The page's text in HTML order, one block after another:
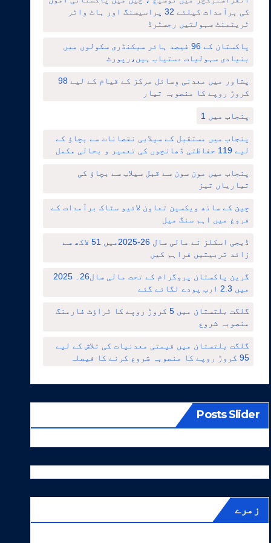
کی برآمدات کیلئے 32 پراسیسنگ اور ہاٹ واٹر
ٹریٹمنٹ سہولتیں رجسٹرڈ
پاکستان کے 96 فیصد ہائر سیکنڈری سکولوں میں
بنیادی سہولیات دستیاب ہیں،رپورٹ
پشاور میں معدنی وسائل مرکز کے قیام کے لیے 98
کروڑ روپے کا منصوبہ تیار
پنجاب میں 1
پنجاب میں مستقبل کے سیلابی نقصانات سے بچاؤ کے
لیے 119 حفاظتی ڈھانچوں کی تعمیر و بحالی مکمل
پنجاب میں مون سون سے قبل سیلاب سے بچاؤ کی
تیاریاں تیز
چین کے ساتھ ویکسین تعاون لائیو سٹاک برآمدات کے
فروغ میں اہم سنگ میل
ڈیجی اسکلز نے مالی سال 26-2025میں 51 لاکھ سے
زائد تربیتیں فراہم کیں
گرین پاکستان پروگرام کے تحت مالی سال26۔ 2025
میں 2.3 ارب پودے لگائے گئے
گلگت بلتستان میں 5 کروڑ روپے کا ٹراؤٹ فارمنگ
منصوبہ شروع
گلگت بلتستان میں قیمتی معدنیات کی تلاش کے لیے
95 کروڑ روپے کا منصوبہ شروع کرنے کا فیصلہ
Posts Slider
زمرے